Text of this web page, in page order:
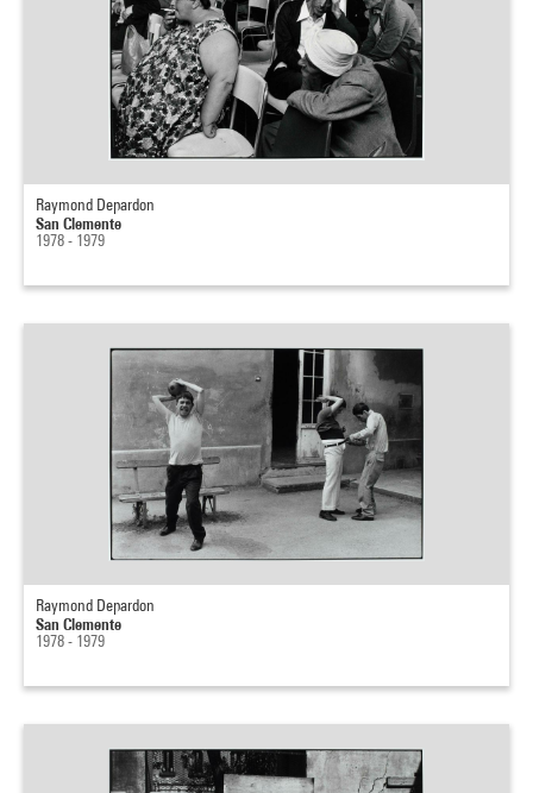
Raymond Depardon
San Clemente
1978 - 1979
Raymond Depardon
San Clemente
1978 - 1979